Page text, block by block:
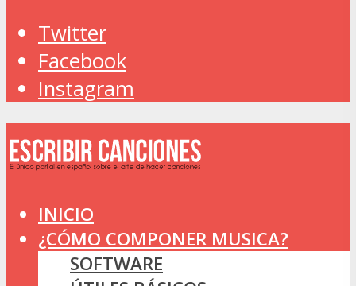
Twitter
Facebook
Instagram
INICIO
¿CÓMO COMPONER MUSICA?
SOFTWARE